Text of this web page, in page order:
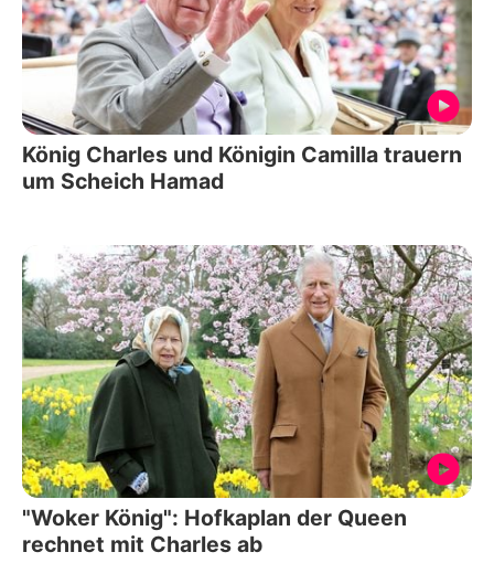
König Charles und Königin Camilla trauern
um Scheich Hamad
"Woker König": Hofkaplan der Queen
rechnet mit Charles ab